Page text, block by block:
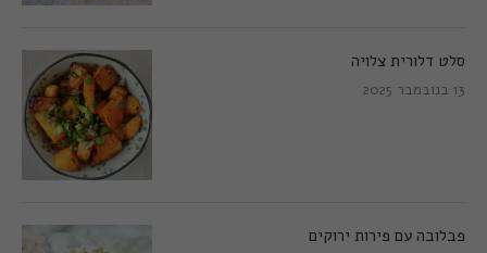
סלט דלורית צלויה
13 בנובמבר 2025
פבלובה עם פירות ירוקים